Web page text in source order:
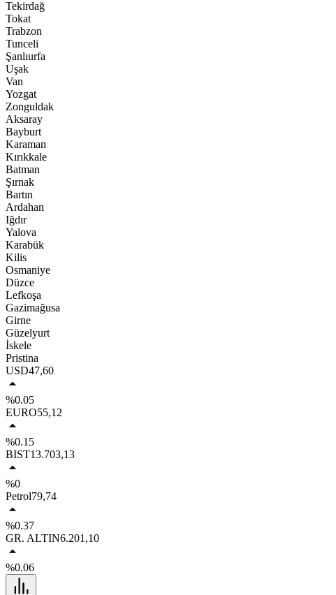
Tekirdağ
Tokat
Trabzon
Tunceli
Şanlıurfa
Uşak
Van
Yozgat
Zonguldak
Aksaray
Bayburt
Karaman
Kırıkkale
Batman
Şırnak
Bartın
Ardahan
Iğdır
Yalova
Karabük
Kilis
Osmaniye
Düzce
Lefkoşa
Gazimağusa
Girne
Güzelyurt
İskele
Pristina
USD47,60
%0.05
EURO55,12
%0.15
BIST13.703,13
%0
Petrol79,74
%0.37
GR. ALTIN6.201,10
%0.06